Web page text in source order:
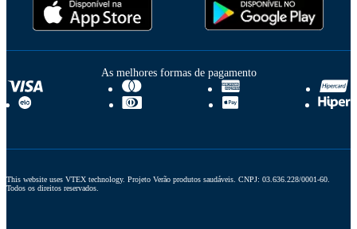
As melhores formas de pagamento
This website uses VTEX technology. Projeto Verão produtos saudáveis. CNPJ: 03.636.228/0001-60.
Todos os direitos reservados.